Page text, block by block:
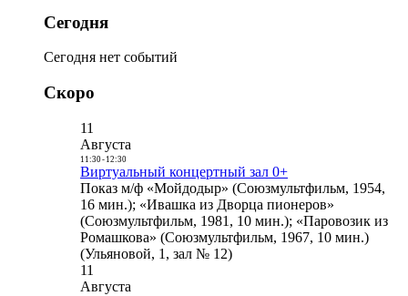
Сегодня
Сегодня нет событий
Скоро
11
Августа
11:30- 12:30
Виртуальный концертный зал 0+
Показ м/ф «Мойдодыр» (Союзмультфильм, 1954,
16 мин.); «Ивашка из Дворца пионеров»
(Союзмультфильм, 1981, 10 мин.); «Паровозик из
Ромашкова» (Союзмультфильм, 1967, 10 мин.)
(Ульяновой, 1, зал № 12)
11
Августа